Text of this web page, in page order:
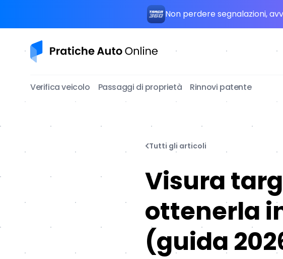
Non perdere segnalazioni,
Pratiche Auto Online
Verifica veicolo Passaggi di proprietà Rinnovi patente
Tutti gli articoli
Visura
ottenerla
(guida